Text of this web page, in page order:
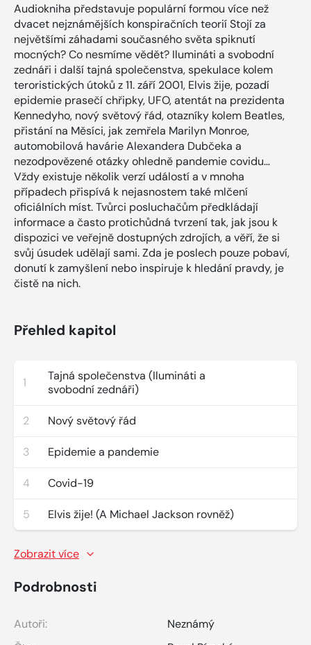
Audiokniha představuje populární formou více než
dvacet nejznámějších konspiračních teorií Stojí za
největšími záhadami současného světa spiknutí
mocných? Co nesmíme vědět? Ilumináti a svobodní
zednáři i další tajná společenstva, spekulace kolem
teroristických útoků z 11. září 2001, Elvis žije, pozadí
epidemie prasečí chřipky, UFO, atentát na prezidenta
Kennedyho, nový světový řád, otazníky kolem Beatles,
přistání na Měsíci, jak zemřela Marilyn Monroe,
automobilová havárie Alexandera Dubčeka a
nezodpovězené otázky ohledně pandemie covidu…
Vždy existuje několik verzí událostí a v mnoha
případech přispívá k nejasnostem také mlčení
oficiálních míst. Tvůrci posluchačům předkládají
informace a často protichůdná tvrzení tak, jak jsou k
dispozici ve veřejně dostupných zdrojích, a věří, že si
svůj úsudek udělají sami. Zda je poslech pouze pobaví,
donutí k zamyšlení nebo inspiruje k hledání pravdy, je
čistě na nich.
Přehled kapitol
1
Tajná společenstva (Ilumináti a
svobodní zednáři)
2 Nový světový řád
3 Epidemie a pandemie
4 Covid-19
5 Elvis žije! (A Michael Jackson rovněž)
Zobrazit více
Podrobnosti
Autoři:
Neznámý